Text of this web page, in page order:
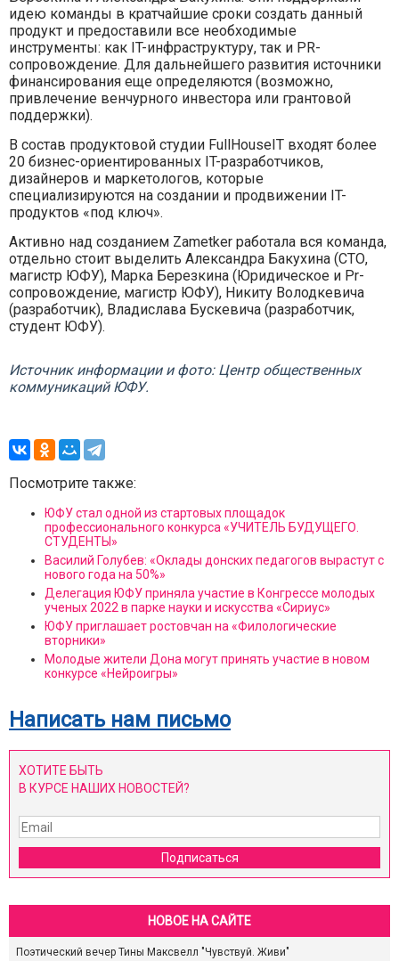
идею команды в кратчайшие сроки создать данный
продукт и предоставили все необходимые
инструменты: как IT-инфраструктуру, так и PR-
сопровождение. Для дальнейшего развития источники
финансирования еще определяются (возможно,
привлечение венчурного инвестора или грантовой
поддержки).
В состав продуктовой студии FullHouseIT входят более
20 бизнес-ориентированных IT-разработчиков,
дизайнеров и маркетологов, которые
специализируются на создании и продвижении IT-
продуктов «под ключ».
Активно над созданием Zametker работала вся команда,
отдельно стоит выделить Александра Бакухина (СТО,
магистр ЮФУ), Марка Березкина (Юридическое и Pr-
сопровождение, магистр ЮФУ), Никиту Володкевича
(разработчик), Владислава Бускевича (разработчик,
студент ЮФУ).
Источник информации и фото: Центр общественных
коммуникаций ЮФУ.
Посмотрите также:
ЮФУ стал одной из стартовых площадок
профессионального конкурса «УЧИТЕЛЬ БУДУЩЕГО.
СТУДЕНТЫ»
Василий Голубев: «Оклады донских педагогов вырастут с
нового года на 50%»
Делегация ЮФУ приняла участие в Конгрессе молодых
ученых 2022 в парке науки и искусства «Сириус»
ЮФУ приглашает ростовчан на «Филологические
вторники»
Молодые жители Дона могут принять участие в новом
конкурсе «Нейроигры»
Написать нам письмо
ХОТИТЕ БЫТЬ
В КУРСЕ НАШИХ НОВОСТЕЙ?
Подписаться
НОВОЕ НА САЙТЕ
Поэтический вечер Тины Максвелл "Чувствуй. Живи"